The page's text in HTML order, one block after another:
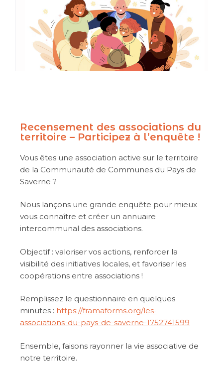
Recensement des associations du
territoire – Participez à l’enquête !
Vous êtes une association active sur le territoire
de la Communauté de Communes du Pays de
Saverne ?
Nous lançons une grande enquête pour mieux
vous connaître et créer un annuaire
intercommunal des associations.
Objectif : valoriser vos actions, renforcer la
visibilité des initiatives locales, et favoriser les
coopérations entre associations !
Remplissez le questionnaire en quelques
minutes : https://framaforms.org/les-
associations-du-pays-de-saverne-1752741599
Ensemble, faisons rayonner la vie associative de
notre territoire.